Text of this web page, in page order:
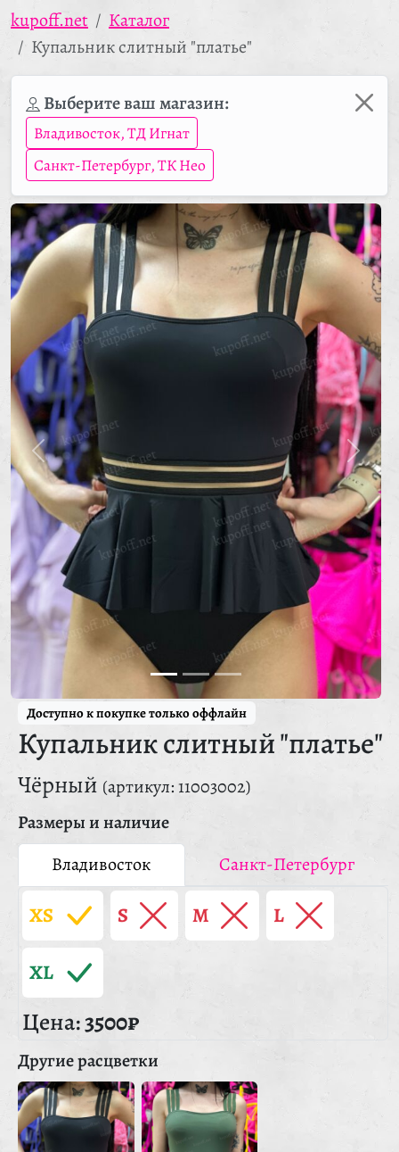
kupoff.net
Каталог
Купальник слитный "платье"
Выберите ваш магазин:
Владивосток, ТД Игнат
Санкт-Петербург, ТК Нео
Доступно к покупке только оффлайн
Купальник слитный "платье"
Чёрный (артикул: 11003002)
Размеры и наличие
Владивосток
Санкт-Петербург
XS S M L
XL
Цена:3500₽
Другие расцветки